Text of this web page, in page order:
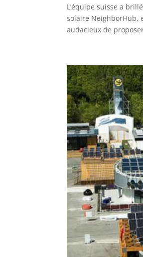
L’équipe suisse a
solaire NeighborHub,
audacieux de